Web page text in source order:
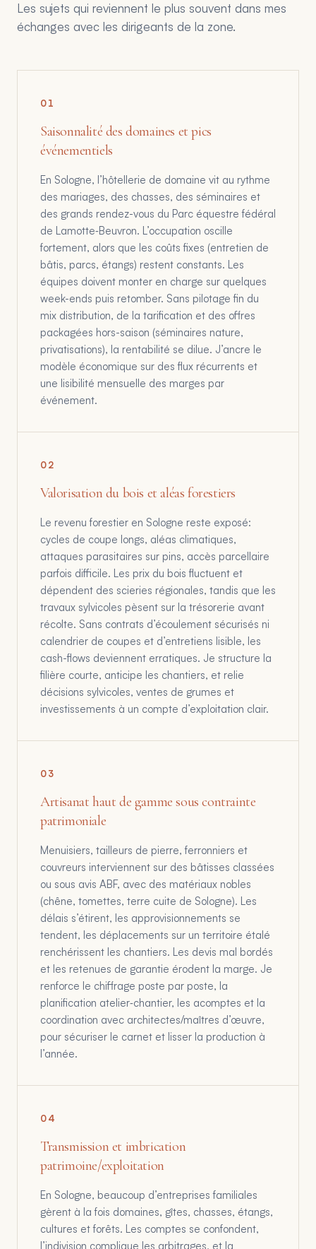
Les sujets qui reviennent le plus souvent dans mes
échanges avec les dirigeants de la zone.
01
Saisonnalité des domaines et pics
événementiels
En Sologne, l’hôtellerie de domaine vit au rythme
des mariages, des chasses, des séminaires et
des grands rendez-vous du Parc équestre fédéral
de Lamotte‑Beuvron. L’occupation oscille
fortement, alors que les coûts fixes (entretien de
bâtis, parcs, étangs) restent constants. Les
équipes doivent monter en charge sur quelques
week-ends puis retomber. Sans pilotage fin du
mix distribution, de la tarification et des offres
packagées hors-saison (séminaires nature,
privatisations), la rentabilité se dilue. J’ancre le
modèle économique sur des flux récurrents et
une lisibilité mensuelle des marges par
événement.
02
Valorisation du bois et aléas forestiers
Le revenu forestier en Sologne reste exposé:
cycles de coupe longs, aléas climatiques,
attaques parasitaires sur pins, accès parcellaire
parfois difficile. Les prix du bois fluctuent et
dépendent des scieries régionales, tandis que les
travaux sylvicoles pèsent sur la trésorerie avant
récolte. Sans contrats d’écoulement sécurisés ni
calendrier de coupes et d’entretiens lisible, les
cash-flows deviennent erratiques. Je structure la
filière courte, anticipe les chantiers, et relie
décisions sylvicoles, ventes de grumes et
investissements à un compte d’exploitation clair.
03
Artisanat haut de gamme sous contrainte
patrimoniale
Menuisiers, tailleurs de pierre, ferronniers et
couvreurs interviennent sur des bâtisses classées
ou sous avis ABF, avec des matériaux nobles
(chêne, tomettes, terre cuite de Sologne). Les
délais s’étirent, les approvisionnements se
tendent, les déplacements sur un territoire étalé
renchérissent les chantiers. Les devis mal bordés
et les retenues de garantie érodent la marge. Je
renforce le chiffrage poste par poste, la
planification atelier‑chantier, les acomptes et la
coordination avec architectes/maîtres d’œuvre,
pour sécuriser le carnet et lisser la production à
l’année.
04
Transmission et imbrication
patrimoine/exploitation
En Sologne, beaucoup d’entreprises familiales
gèrent à la fois domaines, gîtes, chasses, étangs,
cultures et forêts. Les comptes se confondent,
l’indivision complique les arbitrages, et la